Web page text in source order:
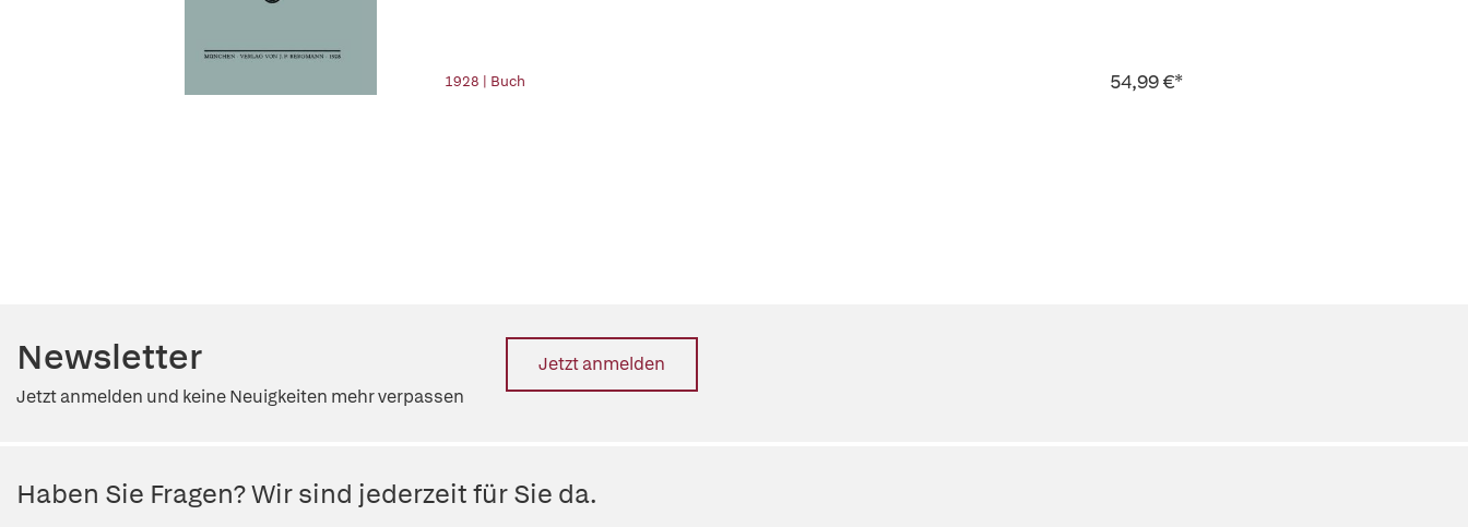
1928 | Buch 54,99 €*
Newsletter
Jetzt anmelden und keine Neuigkeiten mehr verpassen
Jetzt anmelden
Haben Sie Fragen? Wir sind jederzeit für Sie da.